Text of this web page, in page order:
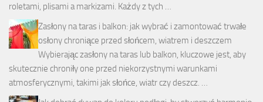
roletami, plisami a markizami. Każdy z tych …
Zasłony na taras i balkon: jak wybrać i zamontować trwałe
osłony chroniące przed słońcem, wiatrem i deszczem
Wybierając zasłony na taras lub balkon, kluczowe jest, aby
skutecznie chroniły one przed niekorzystnymi warunkami
atmosferycznymi, takimi jak słońce, wiatr czy deszcz. …